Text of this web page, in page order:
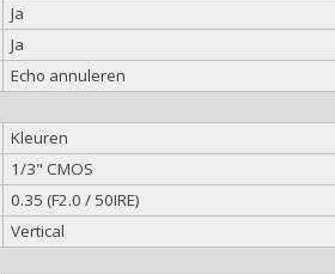
Ja
Ja
Echo annuleren
Kleuren
1/3" CMOS
0.35 (F2.0 / 50IRE)
Vertical